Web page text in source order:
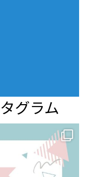
グラム
ダウンする方法 🏠